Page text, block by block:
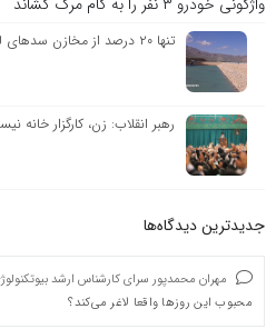
تنها ۲۰ درصد از مخازن سدهای لرستان پُر است
رهبر انقلاب: زن، کارگزار خانه
جدیدترین دیدگاه‌‌ها
مهران محمدپور سرای کارشناس ارشد
محبوب این روزها واقعا لاغر می‌کند؟